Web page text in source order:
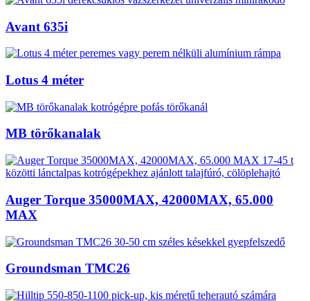
Avant 635i
Lotus 4 méter
MB törőkanalak
Auger Torque 35000MAX, 42000MAX, 65.000
MAX
Groundsman TMC26